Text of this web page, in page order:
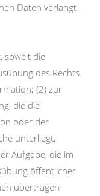
Daten verlangt
soweit die
des Rechts
(2) zur
die die
oder der
unterliegt,
Aufgabe, die im
öffentlicher
übertragen